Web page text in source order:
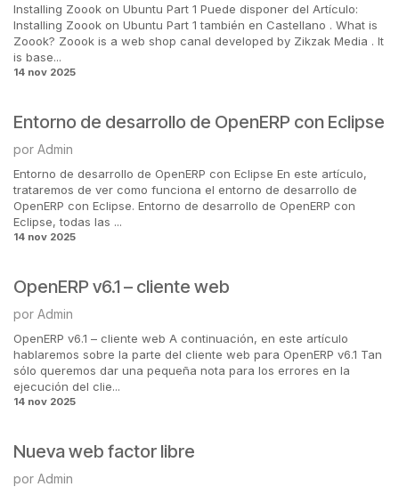
Installing Zoook on Ubuntu Part 1 Puede disponer del Artículo:
Installing Zoook on Ubuntu Part 1 también en Castellano . What is
Zoook? Zoook is a web shop canal developed by Zikzak Media . It
is base...
14 nov 2025
Entorno de desarrollo de OpenERP con Eclipse
por Admin
Entorno de desarrollo de OpenERP con Eclipse En este artículo,
trataremos de ver como funciona el entorno de desarrollo de
OpenERP con Eclipse. Entorno de desarrollo de OpenERP con
Eclipse, todas las ...
14 nov 2025
OpenERP v6.1 – cliente web
por Admin
OpenERP v6.1 – cliente web A continuación, en este artículo
hablaremos sobre la parte del cliente web para OpenERP v6.1 Tan
sólo queremos dar una pequeña nota para los errores en la
ejecución del clie...
14 nov 2025
Nueva web factor libre
por Admin